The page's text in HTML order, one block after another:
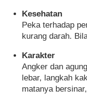
Kesehatan
Peka terhadap
kurang darah.
Karakter
Angker dan
lebar, langkah
matanya